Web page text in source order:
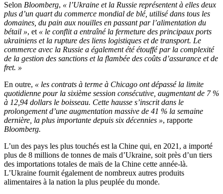
Selon Bloomberg, « l’Ukraine et la Russie représentent à elles deux
plus d’un quart du commerce mondial de blé, utilisé dans tous les
domaines, du pain aux nouilles en passant par l’alimentation du
bétail », et « le conflit a entraîné la fermeture des principaux ports
ukrainiens et la rupture des liens logistiques et de transport. Le
commerce avec la Russie a également été étouffé par la complexité
de la gestion des sanctions et la flambée des coûts d’assurance et de
fret. »
En outre, « les contrats à terme à Chicago ont dépassé la limite
quotidienne pour la sixième session consécutive, augmentant de 7 %
à 12,94 dollars le boisseau. Cette hausse s’inscrit dans le
prolongement d’une augmentation massive de 41 % la semaine
dernière, la plus importante depuis six décennies », rapporte
Bloomberg.
L’un des pays les plus touchés est la Chine qui, en 2021, a importé
plus de 8 millions de tonnes de maïs d’Ukraine, soit près d’un tiers
des importations totales de maïs de la Chine cette année-là.
L’Ukraine fournit également de nombreux autres produits
alimentaires à la nation la plus peuplée du monde.